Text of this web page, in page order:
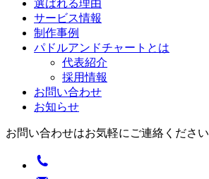
選ばれる理由
サービス情報
制作事例
パドルアンドチャートとは
代表紹介
採用情報
お問い合わせ
お知らせ
お問い合わせはお気軽にご連絡ください